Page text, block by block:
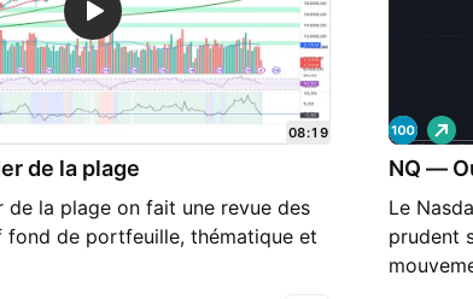
de la plage
de la plage on fait une revue des
fond de portfeuille, thématique et
08:19
NQ —
Le
prudent
L
o
n